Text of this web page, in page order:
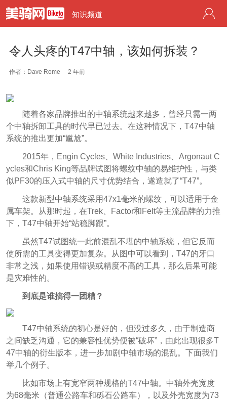
知识频道
令人头疼的T47中轴，该如何拆装？
作者：Dave Rome 2 年前
随着各家品牌推出的中轴系统越来越多，曾经只需一两
个中轴拆卸工具的时代早已过去。在这种情况下，T47中轴
系统的推出更加“尴尬”。
2015年，Engin Cycles、White Industries、Argonaut C
ycles和Chris King等品牌试图将螺纹中轴的易维护性，与类
似PF30的压入式中轴的尺寸优势结合，遂造就了“T47”。
这款新型中轴系统采用47x1毫米的螺纹，可以适用于金
属车架。从那时起，在Trek、Factor和Felt等主流品牌的力推
下，T47中轴开始“站稳脚跟”。
虽然T47试图统一此前混乱不堪的中轴系统，但它反而
使所需的工具变得更加复杂。从图中可以看到，T47的牙口
非常之浅，如果使用错误或精度不高的工具，那么后果可能
是灾难性的。
到底是谁搞得一团糟？
T47中轴系统的初心是好的，但没过多久，由于制造商
之间缺乏沟通，它的兼容性优势便被“破坏”，由此出现很多T
47中轴的衍生版本，进一步加剧中轴市场的混乱。下面我们
举几个例子。
比如市场上有宽窄两种规格的T47中轴。中轴外壳宽度
为68毫米（普通公路车和砾石公路车），以及外壳宽度为73